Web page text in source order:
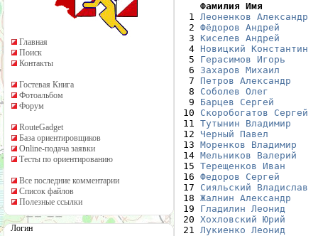
Главная
Поиск
Контакты
Гостевая Книга
Фотоальбом
Форум
RouteGadget
База ориентировщиков
Online-подача заявки
Тесты по ориентированию
Все последние комментарии
Список файлов
Полезные ссылки
Логин
Фамилия
1 Леоненков Александр
  2
Фёдоров Андрей
  3
Киселев Андрей
  4
Новицкий Константин
  5
Герасимов Игорь
  6
Захаров Михаил
  7
Петров Александр
  8
Соболев Олег
  9
Барцев Сергей
10 Скоробогатов Сергей
11 Тутынин Владимир
12 Черный Павел
13 Моренков Владимир
14 Мельников Валерий
15 Терещенков Иван
16 Федоров Сергей
17 Сияльский Владислав
18 Жалнин Александр
19 Гладилин Леонид
20 Хохловский Юрий
21 Лукиенко Леонид